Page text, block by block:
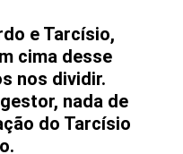
e Tarcísio,
cima desse
nos dividir.
nada de
do Tarcísio